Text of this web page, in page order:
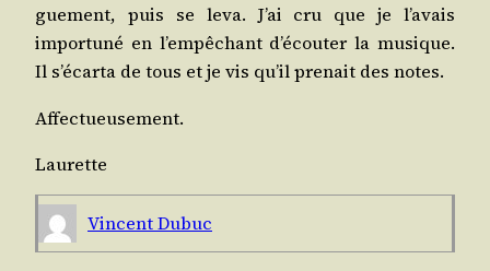
gue­ment, puis se leva. J’ai cru que je l’avais
impor­tu­né en l’empêchant d’écouter la musique.
Il s’écarta de tous et je vis qu’il pre­nait des notes.
Affec­tueu­se­ment.
Lau­rette
Vincent Dubuc